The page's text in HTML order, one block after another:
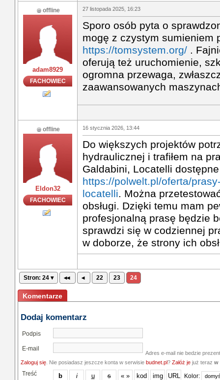
offline
adam8929
FACHOWIEC
27 listopada 2025, 16:23
Sporo osób pyta o
mogę z czystym sumieniem
https://tomsystem.org/ .
oferują też uruchomienie,
ogromna przewaga,
zaawansowanych
offline
Eldon32
FACHOWIEC
16 stycznia 2026, 13:44
Do większych projektów
hydraulicznej i trafiłem na
Galdabini, Locatelli
https://polwelt.pl/oferta/
locatelli. Można
obsługi. Dzięki temu mam
profesjonalną prasę będzie
sprawdzi się w codziennej
w doborze, że strony ich
Stron: 24 ▾ ◂◂ ◂ 22 23 24
Komentarze
Dodaj komentarz
Podpis
E-mail
Adres e-mail nie bedzie
Zaloguj się . Nie posiadasz jeszcze konta w serwisie budnet.pl? Załóż je już teraz w
Treść Kolor: